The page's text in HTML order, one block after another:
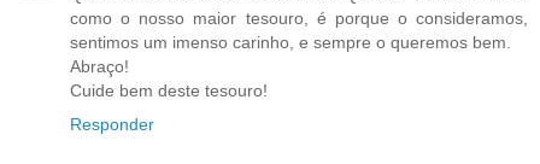
como o nosso maior tesouro, é porque o consideramos,
sentimos um imenso carinho, e sempre o queremos bem.
Abraço!
Cuide bem deste tesouro!
Responder